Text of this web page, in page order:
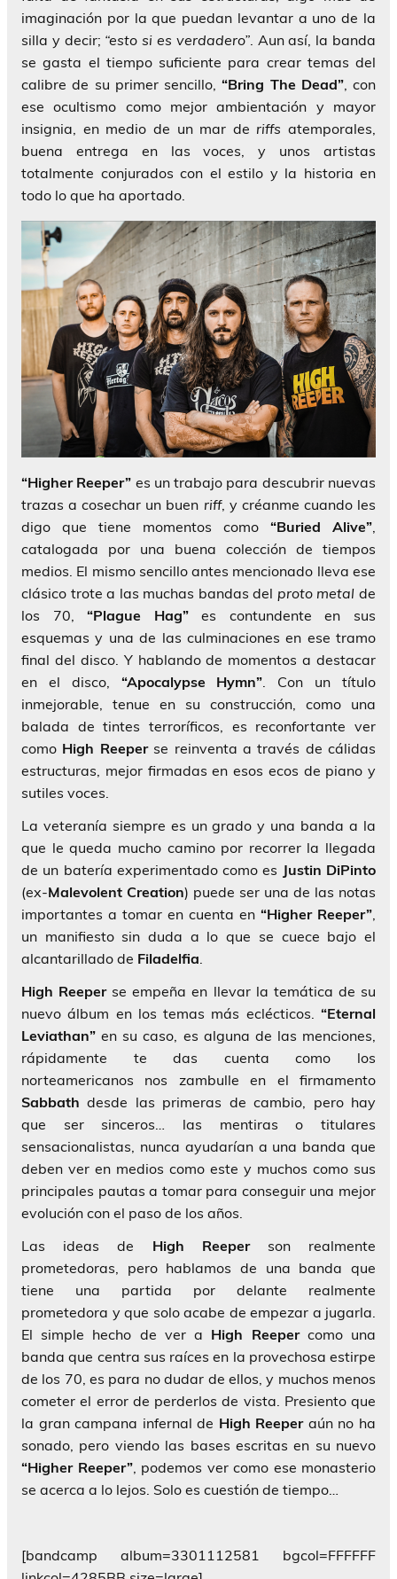
imaginación por la que puedan levantar a uno de la
silla y decir; “esto si es verdadero”. Aun así, la banda
se gasta el tiempo suficiente para crear temas del
calibre de su primer sencillo,“Bring The Dead”, con
ese ocultismo como mejor ambientación y mayor
insignia, en medio de un mar de riffs atemporales,
buena entrega en las voces, y unos artistas
totalmente conjurados con el estilo y la historia en
todo lo que ha aportado.
“Higher Reeper” es un trabajo para descubrir nuevas
trazas a cosechar un buen riff, y créanme cuando les
digo que tiene momentos como “Buried Alive”,
catalogada por una buena colección de tiempos
medios. El mismo sencillo antes mencionado lleva ese
clásico trote a las muchas bandas del proto metal de
los 70,“Plague Hag”es contundente en sus
esquemas y una de las culminaciones en ese tramo
final del disco. Y hablando de momentos a destacar
en el disco, “Apocalypse Hymn”. Con un título
inmejorable, tenue en su construcción, como una
balada de tintes terroríficos, es reconfortante ver
como High Reeperse reinventa a través de cálidas
estructuras, mejor firmadas en esos ecos de piano y
sutiles voces.
La veteranía siempre es un grado y una banda a la
que le queda mucho camino por recorrer la llegada
de un batería experimentado como es Justin DiPinto
(ex-Malevolent Creation) puede ser una de las notas
importantes a tomar en cuenta en “Higher Reeper”,
un manifiesto sin duda a lo que se cuece bajo el
alcantarillado de Filadelfia.
High Reeperse empeña en llevar la temática de su
nuevo álbum en los temas más eclécticos. “Eternal
Leviathan” en su caso, es alguna de las menciones,
rápidamente te das cuenta como los
norteamericanos nos zambulle en el firmamento
Sabbath desde las primeras de cambio, pero hay
que ser sinceros… las mentiras o titulares
sensacionalistas, nunca ayudarían a una banda que
deben ver en medios como este y muchos como sus
principales pautas a tomar para conseguir una mejor
evolución con el paso de los años.
Las ideas de High Reeperson realmente
prometedoras, pero hablamos de una banda que
tiene una partida por delante realmente
prometedora y que solo acabe de empezar a jugarla.
El simple hecho de ver a High Reepercomo una
banda que centra sus raíces en la provechosa estirpe
de los 70, es para no dudar de ellos, y muchos menos
cometer el error de perderlos de vista. Presiento que
la gran campana infernal de High Reeperaún no ha
sonado, pero viendo las bases escritas en su nuevo
“Higher Reeper”, podemos ver como ese monasterio
se acerca a lo lejos. Solo es cuestión de tiempo…
[bandcamp album=3301112581 bgcol=FFFFFF